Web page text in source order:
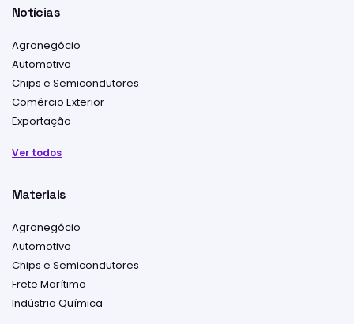
Notícias
Agronegócio
Automotivo
Chips e Semicondutores
Comércio Exterior
Exportação
Ver todos
Materiais
Agronegócio
Automotivo
Chips e Semicondutores
Frete Marítimo
Indústria Química